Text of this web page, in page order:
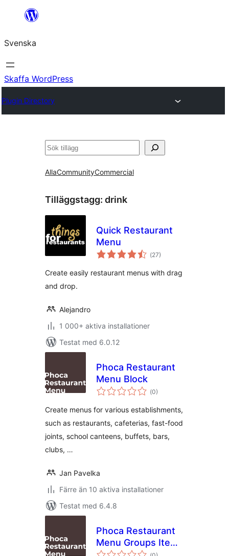
Hoppa
innehåll
Svenska
Skaffa WordPress
Plugin Directory
Sök
AllaCommunityCommercial
Tilläggstagg: drink
Quick Restaurant
Menu
(Totalt
antal
27)
Create easily restaurant menus with drag
and drop.
Alejandro
1 000+ aktiva installationer
Testat med 6.0.12
Phoca Restaurant
Menu Block
(Totalt
antal
0)
Create menus for various establishments,
such as restaurants, cafeterias, fast-food
joints, school canteens, buffets, bars,
clubs, …
Jan Pavelka
Färre än 10 aktiva installationer
Testat med 6.4.8
Phoca Restaurant
Menu Groups Items
Totalt